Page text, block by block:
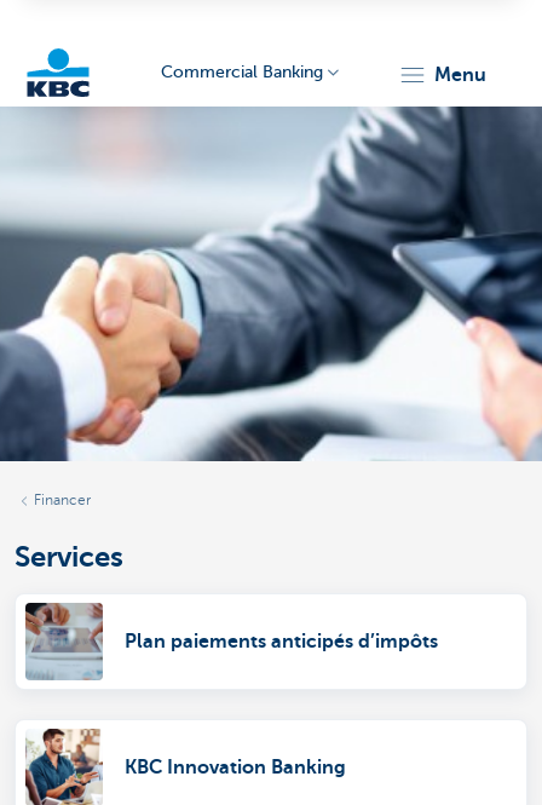
Corporate
Commercial Banking menu
Financer
Services
Plan paiements anticipés d’impôts
KBC Innovation Banking